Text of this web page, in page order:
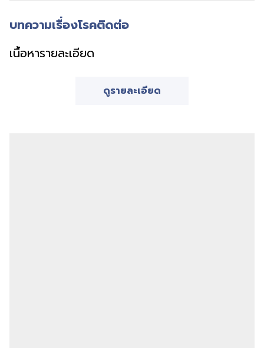
บทความเรื่องโรคติดต่อ
เนื้อหารายละเอียด
ดูรายละเอียด